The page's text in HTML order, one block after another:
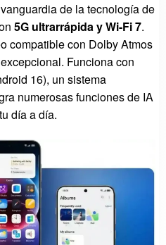
de la tecnología de
5G ultrarrápida y Wi-Fi 7.
compatible con Dolby Atmos
Funciona con
16), un sistema
numerosas funciones de IA
día a día.